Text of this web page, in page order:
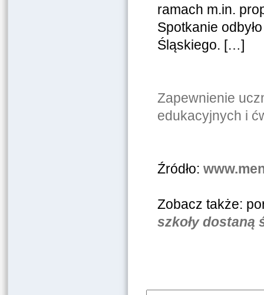
ramach m.in.
Spotkanie
Śląskiego. […]
Zapewnienie
edukacyjnych i
Źródło:
Zobacz także:
szkoły dostaną